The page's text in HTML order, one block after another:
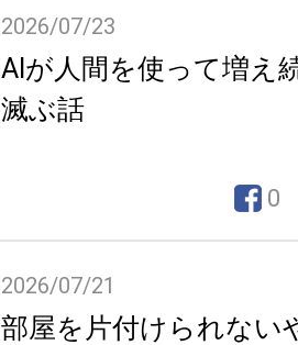
2026/07/23
AIが人間を使って増え
滅ぶ話
0
2026/07/21
部屋を片付けられない